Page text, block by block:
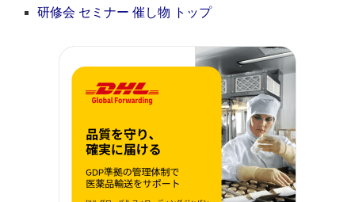
研修会 セミナー 催し物 トップ